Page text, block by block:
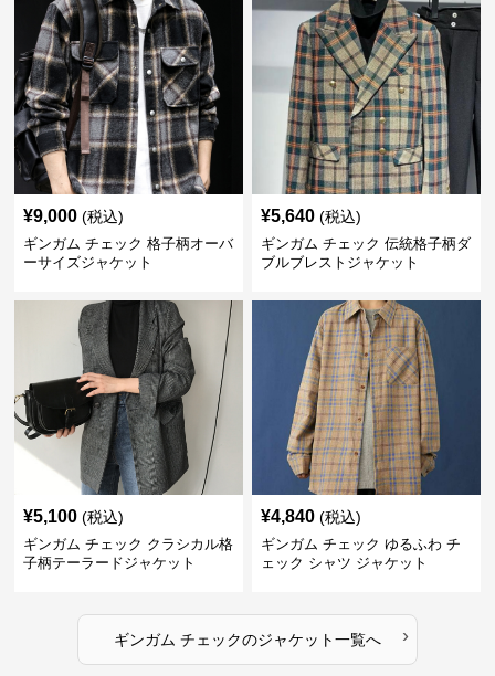
¥9,000 (税込)
ギンガム チェック 格子柄オーバ
ーサイズジャケット
¥5,640 (税込)
ギンガム チェック 伝統格子柄ダ
ブルブレストジャケット
¥5,100 (税込)
ギンガム チェック クラシカル格
子柄テーラードジャケット
¥4,840 (税込)
ギンガム チェック ゆるふわ チ
ェック シャツ ジャケット
ギンガム チェックのジャケット一覧へ ›